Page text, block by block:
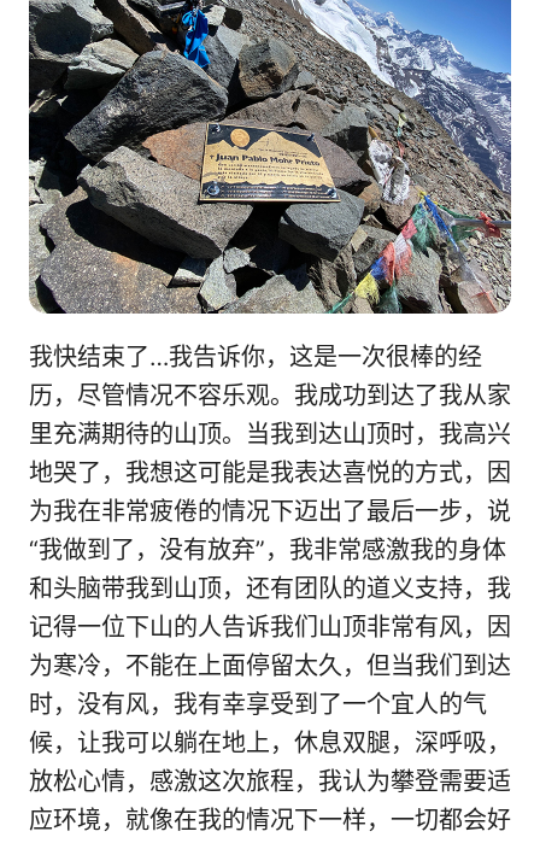
我快结束了…我告诉你，这是一次很棒的经
历，尽管情况不容乐观。我成功到达了我从家
里充满期待的山顶。当我到达山顶时，我高兴
地哭了，我想这可能是我表达喜悦的方式，因
为我在非常疲倦的情况下迈出了最后一步，说
“我做到了，没有放弃”，我非常感激我的身体
和头脑带我到山顶，还有团队的道义支持，我
记得一位下山的人告诉我们山顶非常有风，因
为寒冷，不能在上面停留太久，但当我们到达
时，没有风，我有幸享受到了一个宜人的气
候，让我可以躺在地上，休息双腿，深呼吸，
放松心情，感激这次旅程，我认为攀登需要适
应环境，就像在我的情况下一样，一切都会好